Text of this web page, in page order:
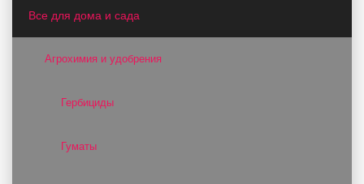
Все для дома и сада
Агрохимия и удобрения
Гербициды
Гуматы